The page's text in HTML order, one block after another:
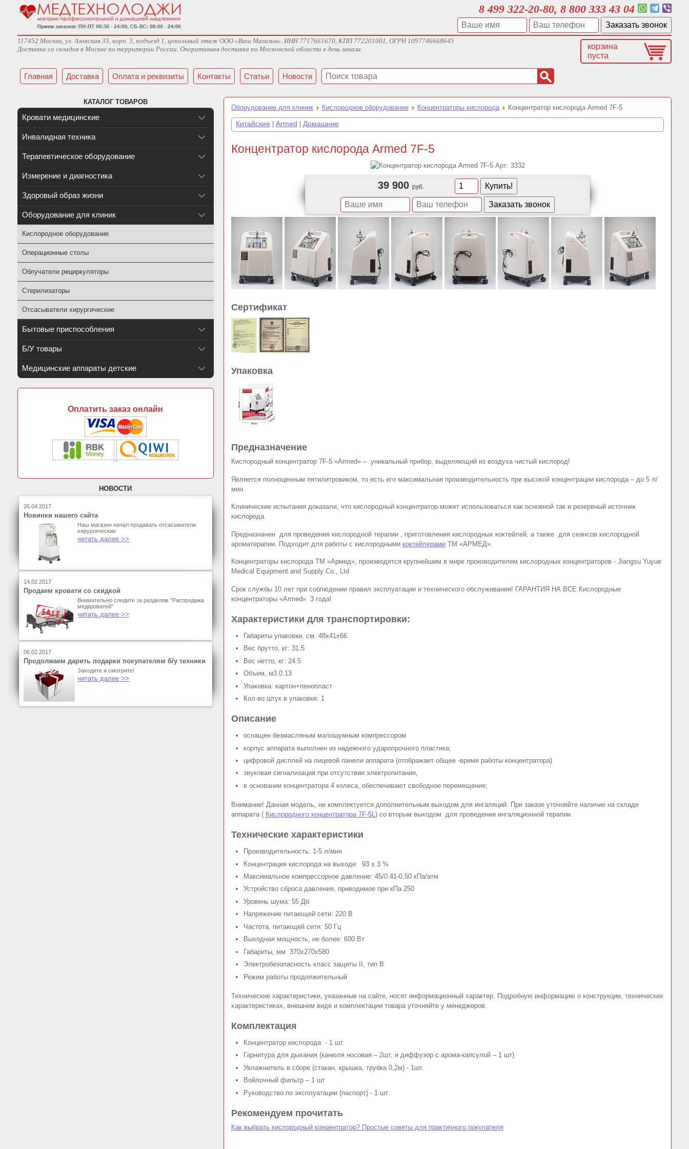
8 499 322-20-80, 8 800 333 43 04
117452 Москва, ул. Азовская 35, корп. 3, подъезд 1, цокольный этаж ООО «Ваш Магазин». ИНН 7717661670, КПП 772201001, ОГРН 1097746668645
Доставка со складов в Москве по территории России. Оперативная доставка по Московской области в день заказа.
корзина
пуста
Главная Доставка Оплата и реквизиты Контакты Статьи Новости
Оборудование для клиник Кислородное оборудование Концентраторы кислорода Концентратор кислорода Armed 7F-5
Китайские Armed Домашние
Концентратор кислорода Armed 7F-5
Арт: 3332
39 900руб.
Сертификат
Упаковка
Предназначение
Кислородный концентратор 7F-5 «Armed» – уникальный прибор, выделяющий из воздуха чистый кислород!
Является полноценным пятилитровиком, то есть его максимальная производительность при высокой концентрации кислорода – до 5 л/
мин.
Клинические испытания доказали, что кислородный концентратор может использоваться как основной так и резервный источник
кислорода.
Предназначен для проведения кислородной терапии , приготовления кислородных коктейлей, а также для сеансов кислородной
ароматерапии. Подходит для работы с кислородными коктейлерамиТМ «АРМЕД».
Концентраторы кислорода ТМ «Армед», производятся крупнейшим в мире производителем кислородных концентраторов - Jiangsu Yuyue
Medical Equipment and Supply Co., Ltd
Срок службы 10 лет при соблюдении правил эксплуатации и технического обслуживания! ГАРАНТИЯ НА ВСЕ Кислородные
концентраторы «Armed» 3 года!
Характеристики для транспортировки:
Габариты упаковки, см: 48х41х66
Вес брутто, кг: 31.5
Вес нетто, кг: 24.5
Объем, м3.0.13
Упаковка: картон+пенопласт
Кол-во штук в упаковке: 1
Описание
оснащен безмасляным малошумным компрессором
корпус аппарата выполнен из надежного ударопрочного пластика;
цифровой дисплей на лицевой панели аппарата (отображает общее -время работы концентратора)
звуковая сигнализация при отсутствии электропитания,
в основании концентратора 4 колеса, обеспечивают свободное перемещение;
Внимание! Данная модель, не комплектуется дополнительным выходом для ингаляций. При заказе уточняйте наличие на складе
аппарата ( Кислородного концентратора 7F-5L) со вторым выходом для проведения ингаляционной терапии.
Технические характеристики
Производительность: 1-5 л/мин
Концентрация кислорода на выходе: 93 ± 3 %
Максимальное компрессорное давление: 45/0,41-0,50 кПа/атм
Устройство сброса давления, приводимое при кПа 250
Уровень шума: 55 Дб
Напряжение питающей сети: 220 В
Частота, питающей сети: 50 Гц
Выходная мощность, не более: 600 Вт
Габариты, мм 370х270х580
Электробезопасность класс защиты II, тип В
Режим работы продолжительный
Технические характеристики, указанные на сайте, носят информационный характер. Подробную информацию о конструкции, технических
характеристиках, внешнем виде и комплектации товара уточняйте у менеджеров.
Комплектация
Концентратор кислорода - 1 шт.
Гарнитура для дыхания (канюля носовая – 2шт, и диффузор с арома-капсулой – 1 шт)
Увлажнитель в сборе (стакан, крышка, трубка 0,2м) - 1шт.
Войлочный фильтр – 1 шт
Руководство по эксплуатации (паспорт) - 1 шт
Рекомендуем прочитать
Как выбрать кислородный концентратор? Простые советы для практичного покупателя
КАТАЛОГ ТОВАРОВ
Кровати медицинские
Инвалидная техника
Терапевтическое оборудование
Измерение и диагностика
Здоровый образ жизни
Оборудование для клиник
Кислородное оборудование
Операционные столы
Облучатели рециркуляторы
Стерилизаторы
Отсасыватели хирургические
Бытовые приспособления
Б/У товары
Медицинские аппараты детские
Оплатить заказ онлайн
НОВОСТИ
26.04.2017
Новинки нашего сайта
Наш магазин начал продавать отсасыватели
хирургические
читать далее >>
14.02.2017
Продаем кровати со скидкой
Внимательно следите за разделом "Распродажа
медкроватей"
читать далее >>
06.02.2017
Продолжаем дарить подарки покупателям б/у техники
Заходите и смотрите!
читать далее >>